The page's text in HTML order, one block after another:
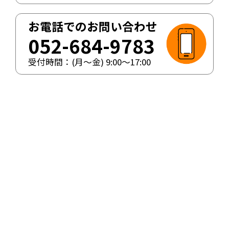
お電話でのお問い合わせ
052-684-9783
受付時間：(月〜金) 9:00〜17:00